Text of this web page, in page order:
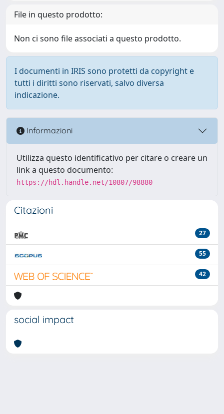
File in questo prodotto:
Non ci sono file associati a questo prodotto.
I documenti in IRIS sono protetti da copyright e
tutti i diritti sono riservati, salvo diversa
indicazione.
Informazioni
Utilizza questo identificativo per citare o creare un
link a questo documento:
https://hdl.handle.net/10807/98880
Citazioni
27
55
42
social impact